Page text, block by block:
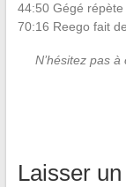
44:50 Gégé
70:16 Reego fait
N’hésitez pas
Laisser